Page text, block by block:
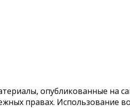
опубликованные на
правах. Использование